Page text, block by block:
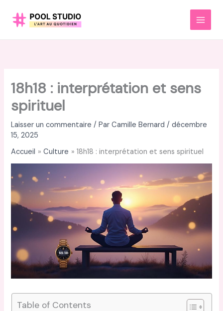
MAIN
18h18 : interprétation et sens
spirituel
Laisser un commentaire / ParCamille Bernard/décembre
15, 2025
Accueil
Culture 18h18 : interprétation et sens spirituel
Table of Contents